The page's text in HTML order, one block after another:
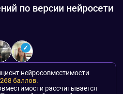
по версии нейросети
нейросовместимости
268 баллов.
рассчитывается